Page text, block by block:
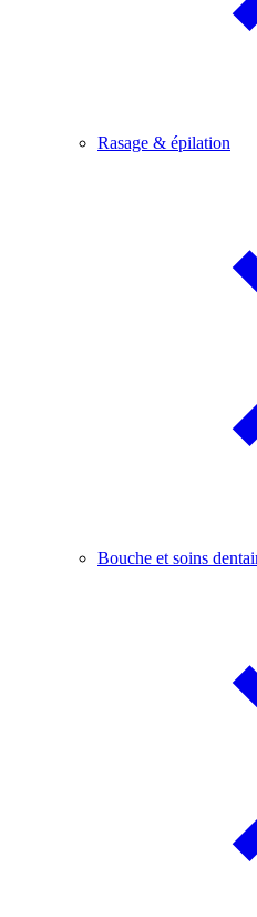
Rasage & épilation
Bouche et soins